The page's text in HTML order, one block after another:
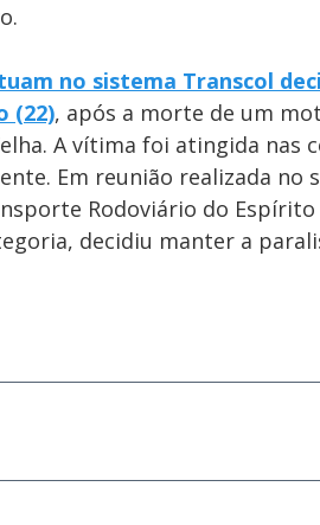
no sistema Transcol
(22), após a morte de um
A vítima foi atingida
Em reunião realizada no
Rodoviário do Espírito
decidiu manter a